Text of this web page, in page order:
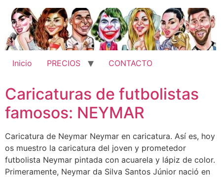
contenido
Inicio PRECIOS CONTACTO
Caricaturas de futbolistas
famosos: NEYMAR
Caricatura de Neymar Neymar en caricatura. Así es, hoy
os muestro la caricatura del joven y prometedor
futbolista Neymar pintada con acuarela y lápiz de color.
Primeramente, Neymar da Silva Santos Júnior nació en